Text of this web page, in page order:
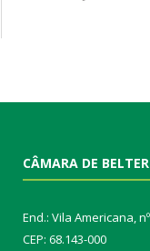
CÂMARA DE
End.: Vila Americana,
CEP: 68.143-000